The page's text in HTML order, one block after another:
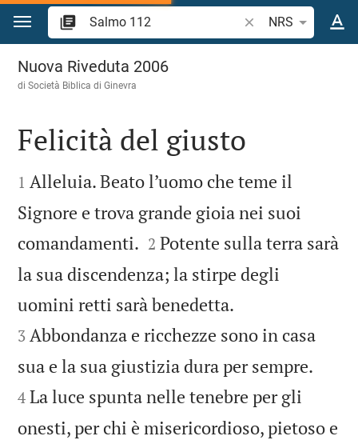
Vai al contenuto
Ricerca verso
NRS
Salmo 112
Nuova Riveduta 2006
di Società Biblica di Ginevra

Felicità del giusto

1 Alleluia. Beato l’uomo che teme il
Signore e trova grande gioia nei suoi
comandamenti. 

2 Potente sulla terra sarà
la sua discendenza; la stirpe degli
uomini retti sarà benedetta.
3 Abbondanza e ricchezze sono in casa
sua e la sua giustizia dura per sempre.
4 La luce spunta nelle tenebre per gli
onesti, per chi è misericordioso, pietoso e